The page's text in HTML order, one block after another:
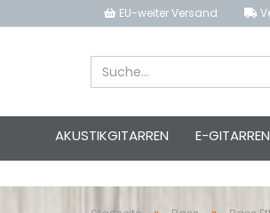
EU-weiter Versand
AKUSTIKGITARREN E-GITARREN